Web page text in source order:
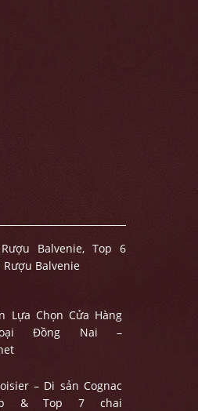
Balvenie, Top 6
Balvenie
Lựa Chọn Cửa Hàng
Đồng Nai –
– Di sản Cognac
& Top 7 chai